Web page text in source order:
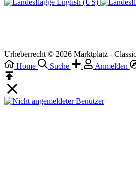
English (US)‎
Urheberrecht © 2026 Marktplatz -
Home
Suche Anmelden